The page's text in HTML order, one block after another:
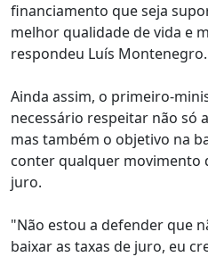
financiamento que seja
melhor qualidade de vida e
respondeu Luís Montenegro.
Ainda assim, o primeiro-
necessário respeitar não só
mas também o objetivo na
conter qualquer movimento
juro.
"Não estou a defender que
baixar as taxas de juro, eu